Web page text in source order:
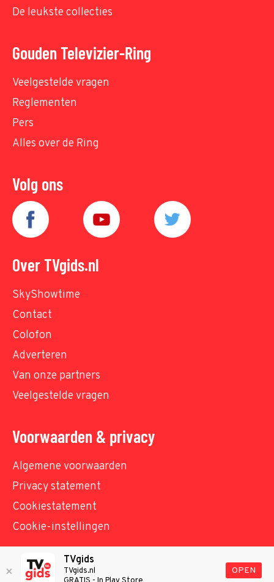
De leukste collecties
Gouden Televizier-Ring
Veelgestelde vragen
Reglementen
Pers
Alles over de Ring
Volg ons
Over TVgids.nl
SkyShowtime
Contact
Colofon
Adverteren
Van onze partners
Veelgestelde vragen
Voorwaarden & privacy
Algemene voorwaarden
Privacy statement
Cookiestatement
Cookie-instellingen
© TVgids.nl 2026 - All rights reserved. No text and
TVgids
TVgids.nl
OPEN